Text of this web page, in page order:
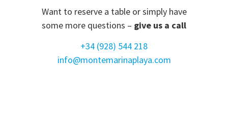
Want to reserve a table or simply have
some more questions – give us a call
+34 (928) 544 218
info@montemarinaplaya.com